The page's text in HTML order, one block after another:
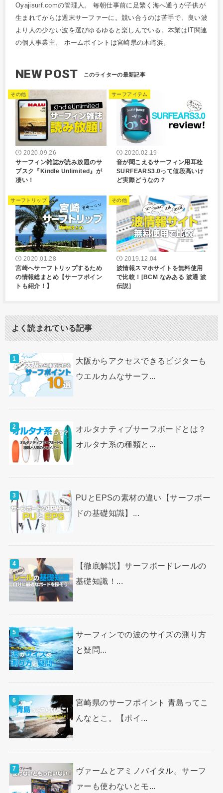
Oyajisurf.comの管理人。 毎朝仕事前に足繁く海へ通うが子供が
生まれてからは週末サーファーに。競い合うのは苦手で、良い波
より人の少ない波を選びゆるゆると楽しんでいる。本業はIT関連
の個人事業主。 ホームポイントは宮崎県の木崎浜。
NEW POST
その他
2020.09.26
サーフィン雑誌が読み放題のサ
ブスク『Kindle Unlimited』が
凄い！
サーフアイテム
2020.02.19
音が聞こえるサーフィン用耳栓
SURFEARS3.0って値段高いけ
ど実際どうなの？
サーフトリップ
2020.01.28
宮崎へサーフトリップするため
の情報総まとめ【サーフポイン
トも紹介！】
その他
2019.12.04
波情報スマホサイトを無料使用
で比較！[BCM なみある 波通 波
伝説]
よく読まれている記事
大阪からアクセスできるビジターも
ウエルカムなサーフ...
オルタナティブサーフボードとは？
オルタナ系の種類と...
PUとEPSの素材の違い【サーフボー
ドの基礎知識】...
【徹底解説】サーフボードレールの
基礎知識！...
サーフィンでの波のサイズの測り方
と疑問...
宮崎県のサーフポイント 青島ってこ
んなとこ。【ポイ...
ヴァームとアミノバイタル。サーフ
ァーも使わないとモ...